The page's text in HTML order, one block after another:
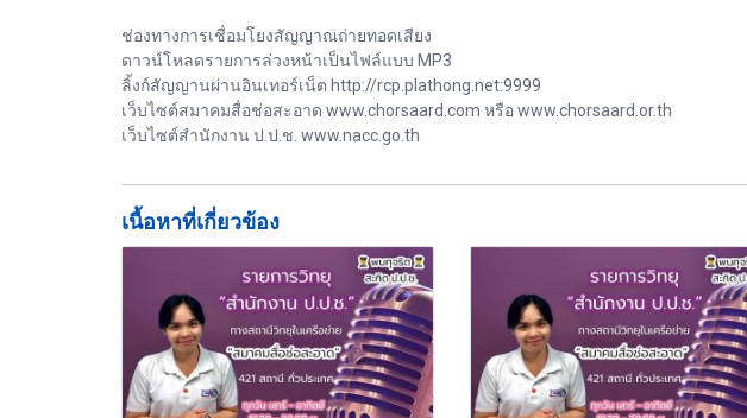
ช่องทางการเชื่อมโยงสัญญาณถ่ายทอดเสียง
ดาวน์โหลดรายการล่วงหน้าเป็นไฟล์แบบ MP3
ลิ้งก์สัญญานผ่านอินเทอร์เน็ต http://rcp.plathong.net:9999
เว็บไซต์สมาคมสื่อช่อสะอาด www.chorsaard.com หรือ www.chorsaard.or.th
เว็บไซต์สำนักงาน ป.ป.ช. www.nacc.go.th
เนื้อหาที่เกี่ยวข้อง